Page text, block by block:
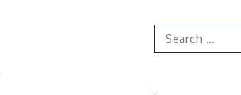
Search
for: